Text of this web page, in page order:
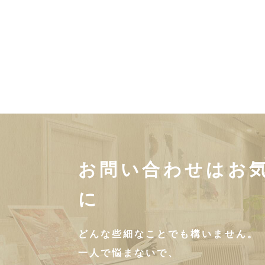
お問い合わせはお
に
どんな些細なことでも構いません。
一人で悩まないで、